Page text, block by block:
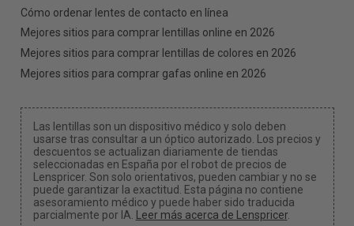
Cómo ordenar lentes de contacto en línea
Mejores sitios para comprar lentillas online en 2026
Mejores sitios para comprar lentillas de colores en 2026
Mejores sitios para comprar gafas online en 2026
Las lentillas son un dispositivo médico y solo deben
usarse tras consultar a un óptico autorizado. Los precios y
descuentos se actualizan diariamente de tiendas
seleccionadas en España por el robot de precios de
Lenspricer. Son solo orientativos, pueden cambiar y no se
puede garantizar la exactitud. Esta página no contiene
asesoramiento médico y puede haber sido traducida
parcialmente por IA.
Leer más acerca de Lenspricer.